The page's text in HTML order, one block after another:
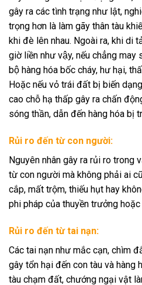
gây ra các tình trạng như lật,
trọng hơn là làm gãy thân tàu
khi đè lên nhau. Ngoài ra, khi di
giờ liền như vậy, nếu chẳng may
bộ hàng hóa bốc cháy, hư hại,
Hoặc nếu vỏ trái đất bị biến
cao chỗ hạ thấp gây ra chấn
sóng thần, dẫn đến hàng hóa bị
Rủi ro đến từ con người:
Nguyên nhân gây ra rủi ro trong
từ con người mà không phải ai
cắp, mất trộm, thiếu hụt hay
phi pháp của thuyền trưởng hoặc
Rủi ro đến từ tai nạn:
Các tai nạn như mắc cạn, chìm
gây tổn hại đến con tàu và hàng
tàu chạm đất, chướng ngại vật